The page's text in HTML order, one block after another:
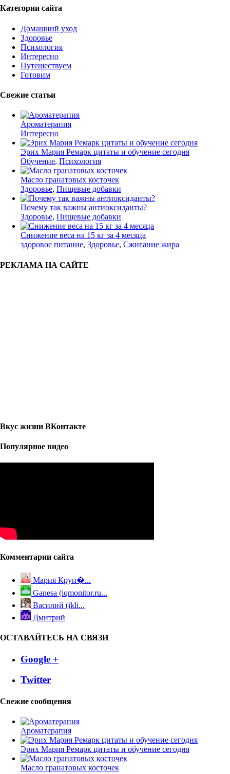
Категории сайта
Домашний уход
Здоровье
Психология
Интересно
Путешествуем
Готовим
Свежие статьи
Ароматерапия
Интересно
Эрих Мария Ремарк цитаты и обучение сегодня
Обучение, Психология
Масло гранатовых косточек
Здоровье, Пищевые добавки
Почему так важны антиоксиданты?
Здоровье, Пищевые добавки
Снижение веса на 15 кг за 4 месяца
здоровое питание, Здоровье, Сжигание жира
РЕКЛАМА НА САЙТЕ
Вкус жизни ВКонтакте
Популярное видео
Комментарии сайта
Мария Круп�...
Ganesa (iqmonitor.ru...
Василий (ikli...
Дмитрий
ОСТАВАЙТЕСЬ НА СВЯЗИ
Google +
Twitter
Свежие сообщения
Ароматерапия
Эрих Мария Ремарк цитаты и обучение сегодня
Масло гранатовых косточек